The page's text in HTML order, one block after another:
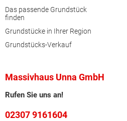
Das passende Grundstück
finden
Grundstücke in Ihrer Region
Grundstücks-Verkauf
Massivhaus Unna GmbH
Rufen Sie uns an!
02307 9161604